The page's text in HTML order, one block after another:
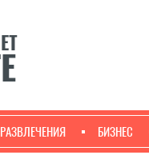
РАЗВЛЕЧЕНИЯ БИЗНЕС